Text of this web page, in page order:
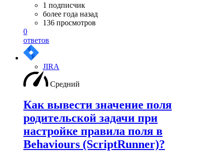
1 подписчик
более года назад
136 просмотров
0
ответов
JIRA
Средний
Как вывести значение поля
родительской задачи при
настройке правила поля в
Behaviours (ScriptRunner)?